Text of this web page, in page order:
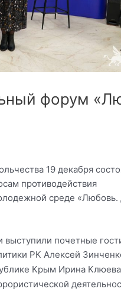
форум
19 декабря
противодействия
среде «Любовь.
почетные
РК Алексей
Крым Ирина